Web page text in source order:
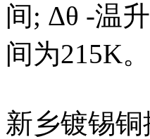
间; Δθ -温
间为215K。
新乡镀锡